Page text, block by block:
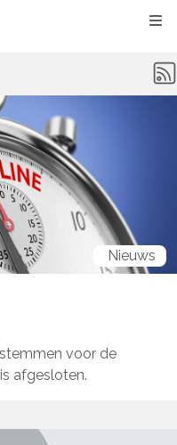
Nieuws
voor de
afgesloten.